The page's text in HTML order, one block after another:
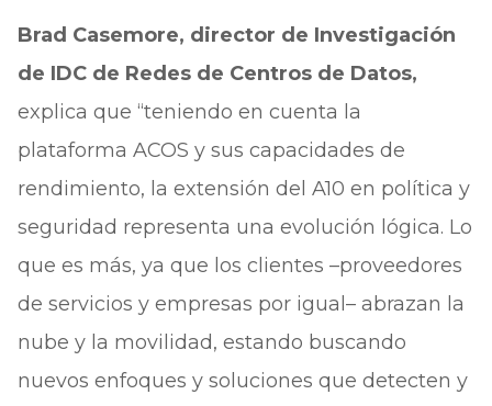
Brad Casemore, director de Investigación
de IDC de Redes de Centros de Datos,
explica que “teniendo en cuenta la
plataforma ACOS y sus capacidades de
rendimiento, la extensión del A10 en política y
seguridad representa una evolución lógica. Lo
que es más, ya que los clientes –proveedores
de servicios y empresas por igual– abrazan la
nube y la movilidad, estando buscando
nuevos enfoques y soluciones que detecten y